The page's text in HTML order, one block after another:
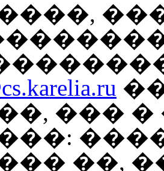
��� �
��,